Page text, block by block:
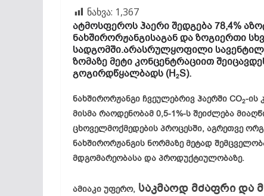
ნახვა: 1,367
ატმოსფეროს ჰაერი შედგება 78,4%
ნახშირორჟანგისაგან და ზოგიერთი
სადგომში.არასრულყოფილი
ზომაზე მეტი კონცენტრაციით
გოგირდწყალბადს (H2S).
ნახშირორჟანგი ჩვეულებრივ ჰაერში CO2-ის
მისმა რაოდენობამ 0,5-1%-ს შეიძლება
ცხოველმოქმედების პროცესში, აგრეთვე
ნახშირორჟანგის ნორმაზე მეტად
მდგომარეობასა და პროდუქტიულობაზე.
ამიაკი უფერო, საკმაოდ მძაფრი და